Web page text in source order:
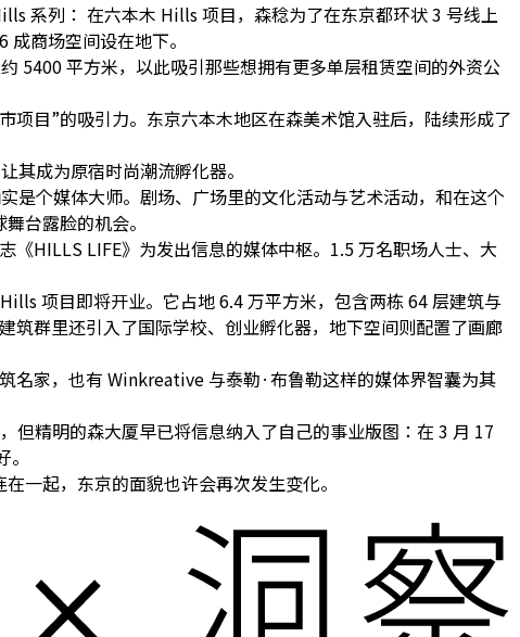
系列： 在六本木 Hills 项目，森稔为了在东京都环状 3 号线上
商场空间设在地下。
5400 平方米，以此吸引那些想拥有更多单层租赁空间的外资公
目”的吸引力。东京六本木地区在森美术馆入驻后，陆续形成了
成为原宿时尚潮流孵化器。
是个媒体大师。剧场、广场里的文化活动与艺术活动，和在这个
台露脸的机会。
HILLS LIFE》为发出信息的媒体中枢。1.5 万名职场人士、大
项目即将开业。它占地 6.4 万平方米，包含两栋 64 层建筑与
筑群里还引入了国际学校、创业孵化器，地下空间则配置了画廊
名家，也有 Winkreative 与泰勒·布鲁勒这样的媒体界智囊为其
精明的森大厦早已将信息纳入了自己的事业版图：在 3 月 17
一起，东京的面貌也许会再次发生变化。